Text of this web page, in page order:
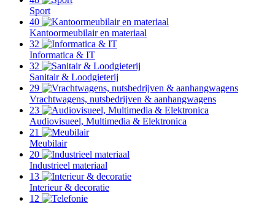
Sport
40
Kantoormeubilair en materiaal
32
Informatica & IT
32
Sanitair & Loodgieterij
29
Vrachtwagens, nutsbedrijven & aanhangwagens
23
Audiovisueel, Multimedia & Elektronica
21
Meubilair
20
Industrieel materiaal
13
Interieur & decoratie
12